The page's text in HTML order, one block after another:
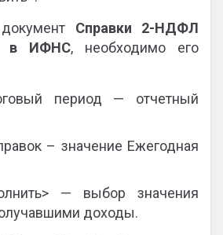
Справки 2-НДФЛ
в ИФНС, необходимо его
период — отчетный
– значение Ежегодная
— выбор значения
доходы.